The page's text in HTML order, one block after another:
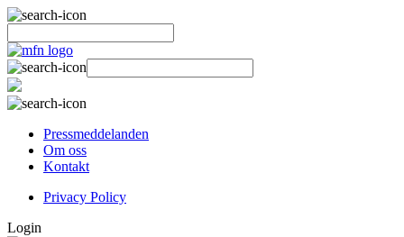
Pressmeddelanden
Om oss
Kontakt
Privacy Policy
Login